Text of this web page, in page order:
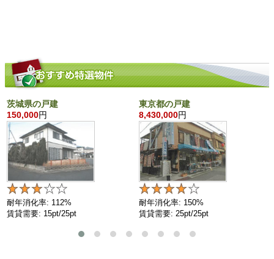
茨城県の戸建
150,000円
耐年消化率: 112%
賃貸需要: 15pt/25pt
東京都の戸建
8,430,000円
耐年消化率: 150%
賃貸需要: 25pt/25pt